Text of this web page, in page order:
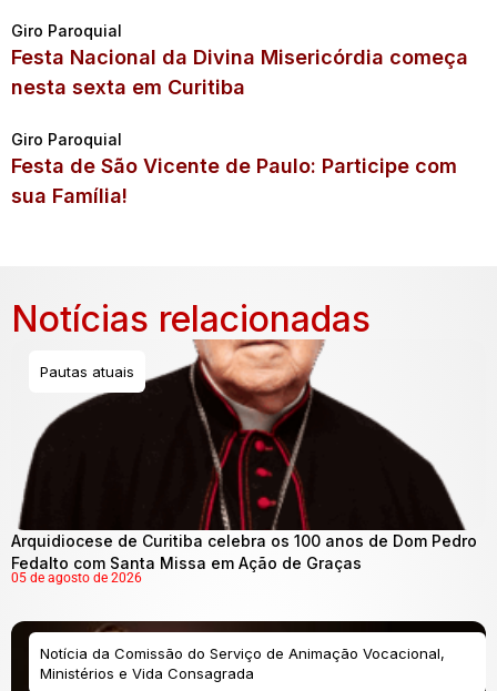
Giro Paroquial
Festa Nacional da Divina Misericórdia começa
nesta sexta em Curitiba
Giro Paroquial
Festa de São Vicente de Paulo: Participe com
sua Família!
Notícias relacionadas
Pautas atuais
Arquidiocese de Curitiba celebra os 100 anos de Dom Pedro
Fedalto com Santa Missa em Ação de Graças
05 de agosto de 2026
Notícia da Comissão do Serviço de Animação Vocacional,
Ministérios e Vida Consagrada